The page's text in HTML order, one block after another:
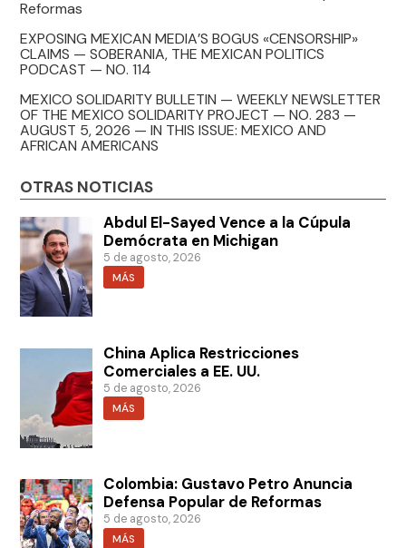
Reformas
EXPOSING MEXICAN MEDIA’S BOGUS «CENSORSHIP»
CLAIMS — SOBERANIA, THE MEXICAN POLITICS
PODCAST — NO. 114
MEXICO SOLIDARITY BULLETIN — WEEKLY NEWSLETTER
OF THE MEXICO SOLIDARITY PROJECT — NO. 283 —
AUGUST 5, 2026 — IN THIS ISSUE: MEXICO AND
AFRICAN AMERICANS
OTRAS NOTICIAS
Abdul El-Sayed Vence a la Cúpula
Demócrata en Michigan
5 de agosto, 2026
MÁS
China Aplica Restricciones
Comerciales a EE. UU.
5 de agosto, 2026
MÁS
Colombia: Gustavo Petro Anuncia
Defensa Popular de Reformas
5 de agosto, 2026
MÁS